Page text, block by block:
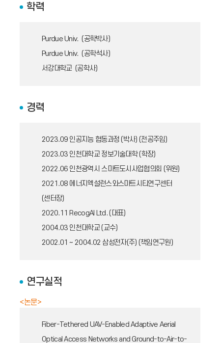
학력
Purdue Univ. (공학박사)
Purdue Univ. (공학석사)
서강대학교 (공학사)
경력
2023.09 인공지능 협동과정 (박사) (전공주임)
2023.03 인천대학교 정보기술대학 (학장)
2022.06 인천광역시 스마트도시사업협의회 (위원)
2021.08 에너지엑설런스와스마트시티연구센터
(센터장)
2020.11 RecogAI Ltd. (대표)
2004.03 인천대학교 (교수)
2002.01 ~ 2004.02 삼성전자(주) (책임연구원)
연구실적
<논문>
Fiber-Tethered UAV-Enabled Adaptive Aerial
Optical Access Networks and Ground-to-Air-to-